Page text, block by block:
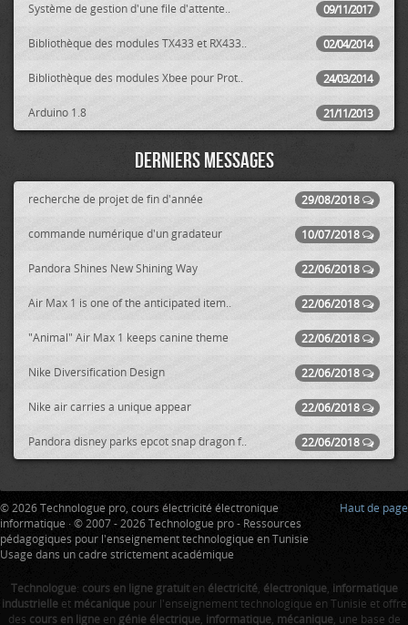
09/11/2017
Système de gestion d'une file d'attente..
02/04/2014
Bibliothèque des modules TX433 et RX433..
24/03/2014
Bibliothèque des modules Xbee pour Prot..
21/11/2013
Arduino 1.8
Derniers messages
29/08/2018
recherche de projet de fin d'année
10/07/2018
commande numérique d'un gradateur
22/06/2018
Pandora Shines New Shining Way
22/06/2018
Air Max 1 is one of the anticipated item..
22/06/2018
"Animal" Air Max 1 keeps canine theme
22/06/2018
Nike Diversification Design
22/06/2018
Nike air carries a unique appear
22/06/2018
Pandora disney parks epcot snap dragon f..
Haut de page
© 2026 Technologue pro, cours électricité électronique
informatique · © 2007 - 2026 Technologue pro - Ressources
pédagogiques pour l'enseignement technologique en Tunisie
Usage dans un cadre strictement académique
Technologue: cours en ligne gratuiten électricité, électronique, informatique
industrielleet mécaniquepour l'enseignement technologique en Tunisie et offre
des cours en ligneen génie électrique, informatique, mécanique, une base de